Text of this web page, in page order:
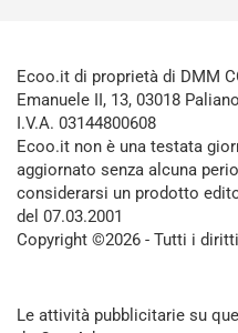
Ecoo.it di proprietà di DMM
Emanuele II, 13, 03018
I.V.A. 03144800608
Ecoo.it non è una testata
aggiornato senza alcuna
considerarsi un prodotto
del 07.03.2001
Copyright ©2026 - Tutti i
Le attività pubblicitarie su